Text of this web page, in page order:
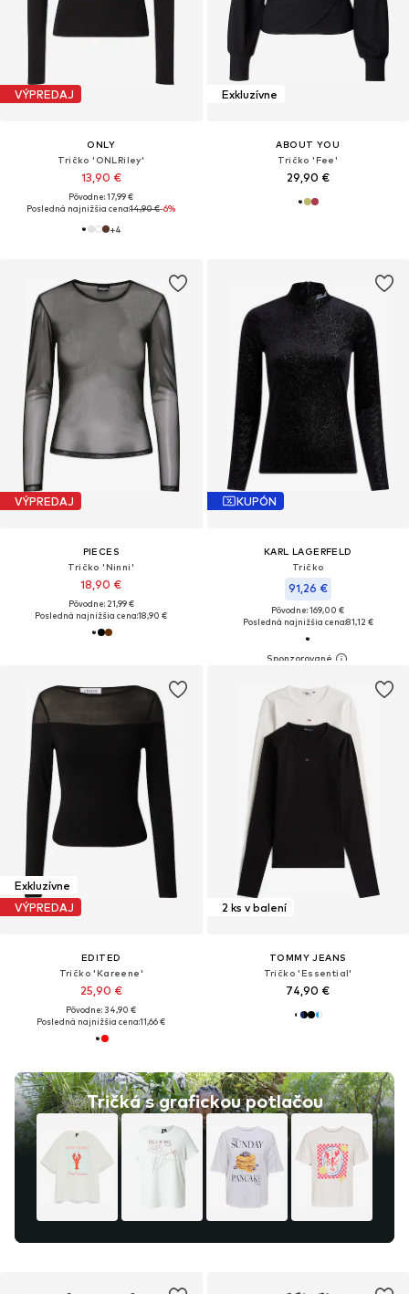
VÝPREDAJ
ONLY
Tričko 'ONLRiley'
13,90 €
Pôvodne: 17,99 €
Posledná najnižšia cena:14,90 €-6%
+4
Exkluzívne
ABOUT YOU
Tričko 'Fee'
29,90 €
VÝPREDAJ
PIECES
Tričko 'Ninni'
18,90 €
Pôvodne: 21,99 €
Posledná najnižšia cena:18,90 €
KUPÓN
KARL LAGERFELD
Tričko
91,26 €
Pôvodne: 169,00 €
Posledná najnižšia cena:81,12 €
Exkluzívne
VÝPREDAJ
EDITED
Tričko 'Kareene'
25,90 €
Pôvodne: 34,90 €
Posledná najnižšia cena:11,66 €
Tričká s grafickou potlačou
2 ks v balení
TOMMY JEANS
Tričko 'Essential'
74,90 €